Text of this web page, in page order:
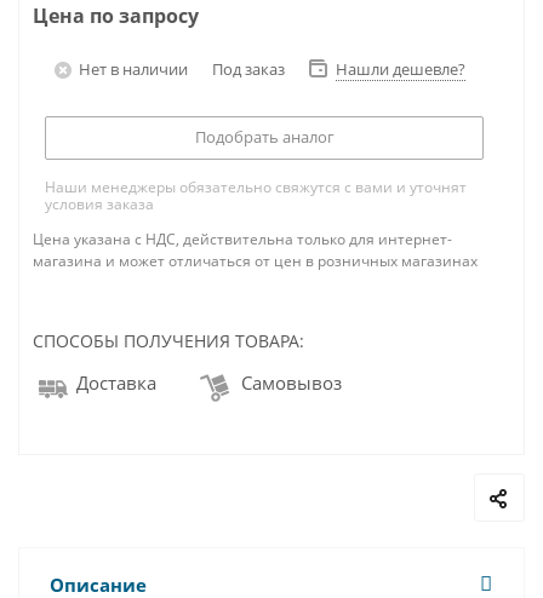
Цена по запросу
Нет в наличии Под заказ Нашли дешевле?
Подобрать аналог
Наши менеджеры обязательно свяжутся с вами и уточнят
условия заказа
Цена указана с НДС, действительна только для интернет-
магазина и может отличаться от цен в розничных магазинах
СПОСОБЫ ПОЛУЧЕНИЯ ТОВАРА:
Доставка Самовывоз
Описание